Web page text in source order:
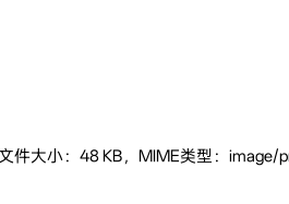
文件大小：48 KB，MIME类型：image/